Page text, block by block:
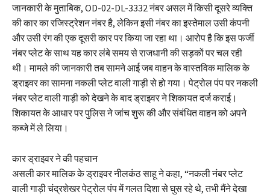
जानकारी के मुताबिक, OD-02-DL-3332 नंबर असल में किसी दूसरे व्यक्ति
की कार का रजिस्ट्रेशन नंबर है, लेकिन इसी नंबर का इस्तेमाल उसी कंपनी
और उसी रंग की एक दूसरी कार पर किया जा रहा था। आरोप है कि इस फर्जी
नंबर प्लेट के साथ यह कार लंबे समय से राजधानी की सड़कों पर चल रही
थी। मामले की जानकारी तब सामने आई जब वाहन के वास्तविक मालिक के
ड्राइवर का सामना नकली प्लेट वाली गाड़ी से हो गया। पेट्रोल पंप पर नकली
नंबर प्लेट वाली गाड़ी को देखने के बाद ड्राइवर ने शिकायत दर्ज कराई।
शिकायत के आधार पर पुलिस ने जांच शुरू की और संबंधित वाहन को अपने
कब्जे में ले लिया।
कार ड्राइवर ने की पहचान
असली कार मालिक के ड्राइवर नीलकंठ साहू ने कहा, “नकली नंबर प्लेट
वाली गाड़ी चंद्रशेखर पेट्रोल पंप में गलत दिशा से घुस रहे थे, तभी मैंने देखा